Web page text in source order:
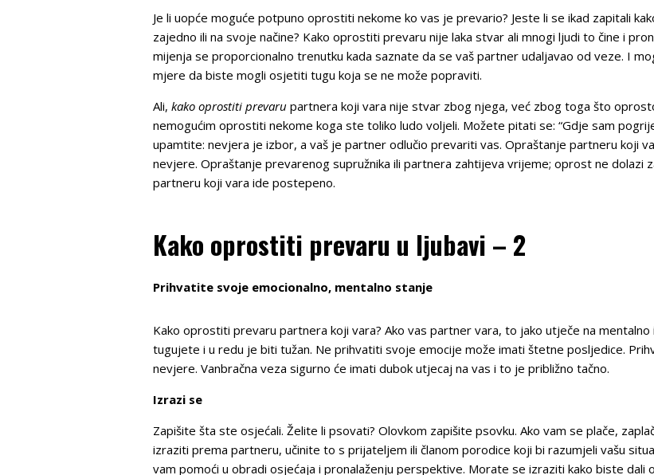
Je li uopće moguće potpuno oprostiti nekome ko vas je prevario? Jeste li se ikad zapitali
zajedno ili na svoje načine? Kako oprostiti prevaru nije laka stvar ali mnogi ljudi to čine i
mijenja se proporcionalno trenutku kada saznate da se vaš partner udaljavao od veze. I
mjere da biste mogli osjetiti tugu koja se ne može popraviti.
Ali, kako oprostiti prevaru partnera koji vara nije stvar zbog njega, već zbog toga što
nemogućim oprostiti nekome koga ste toliko ludo voljeli. Možete pitati se: “Gdje sam
upamtite: nevjera je izbor, a vaš je partner odlučio prevariti vas. Opraštanje partneru koji
nevjere. Opraštanje prevarenog supružnika ili partnera zahtijeva vrijeme; oprost ne dolazi
partneru koji vara ide postepeno.
Kako oprostiti prevaru u ljubavi – 2
Prihvatite svoje emocionalno, mentalno stanje
Kako oprostiti prevaru partnera koji vara? Ako vas partner vara, to jako utječe na
tugujete i u redu je biti tužan. Ne prihvatiti svoje emocije može imati štetne posljedice.
nevjere. Vanbračna veza sigurno će imati dubok utjecaj na vas i to je približno tačno.
Izrazi se
Zapišite šta ste osjećali. Želite li psovati? Olovkom zapišite psovku. Ako vam se plače,
izraziti prema partneru, učinite to s prijateljem ili članom porodice koji bi razumjeli vašu
vam pomoći u obradi osjećaja i pronalaženju perspektive. Morate se izraziti kako biste dali